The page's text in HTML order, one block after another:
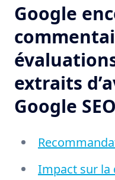
Google
extraits
Google SEO
Impact sur la